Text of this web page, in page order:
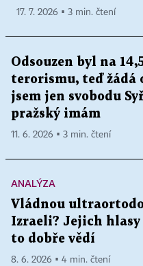
17. 7. 2026 ▪ 3 min. čtení
Odsouzen byl na
terorismu, teď žádá
jsem jen svobodu
pražský imám
11. 6. 2026 ▪ 3 min. čtení
ANALÝZA
Vládnou
Izraeli? Jejich
to dobře vědí
8. 6. 2026 ▪ 4 min. čtení